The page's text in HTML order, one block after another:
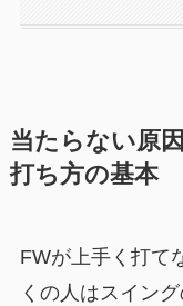
当たらない原
打ち方の基本
FWが上手く打て
くの人はスイン